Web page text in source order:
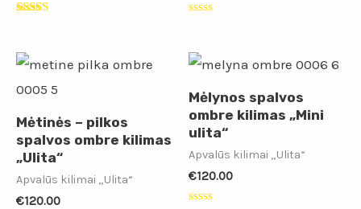
5
Mėtinės – pilkos
spalvos ombre kilimas
„Ulita“
Apvalūs kilimai „Ulita“
€120.00
Mėlynos spalvos
ombre kilimas „Mini
ulita“
Apvalūs kilimai „Ulita“
€120.00